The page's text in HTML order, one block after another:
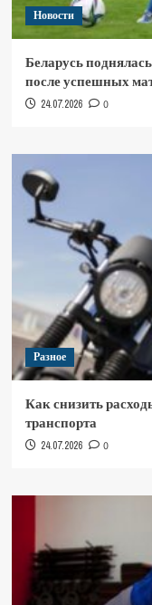
Новости
Беларусь
после успешных
24.07.2026 0
Разное
Как снизить
транспорта
24.07.2026 0